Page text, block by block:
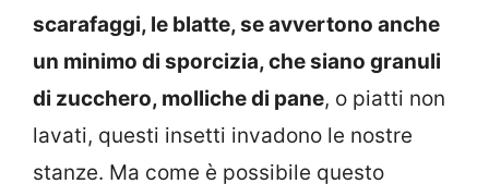
scarafaggi, le blatte, se avvertono anche
un minimo di sporcizia, che siano granuli
di zucchero, molliche di pane, o piatti non
lavati, questi insetti invadono le nostre
stanze. Ma come è possibile questo